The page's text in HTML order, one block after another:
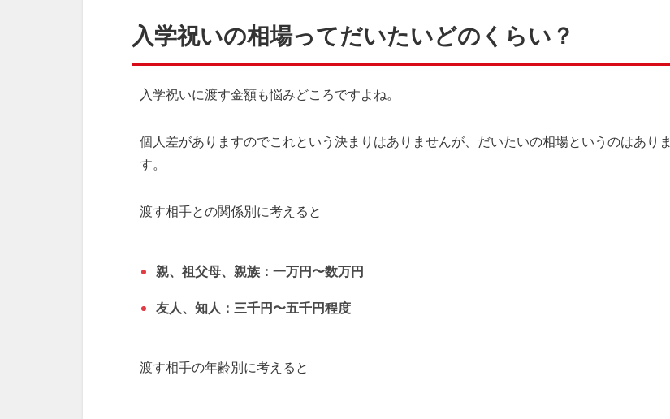
入学祝いの相場ってだいたいどのくらい？
入学祝いに渡す金額も悩みどころですよね。
個人差がありますのでこれという決まりはありませんが、だいたいの相場というのはありま
す。
渡す相手との関係別に考えると
親、祖父母、親族：一万円〜数万円
友人、知人：三千円〜五千円程度
渡す相手の年齢別に考えると